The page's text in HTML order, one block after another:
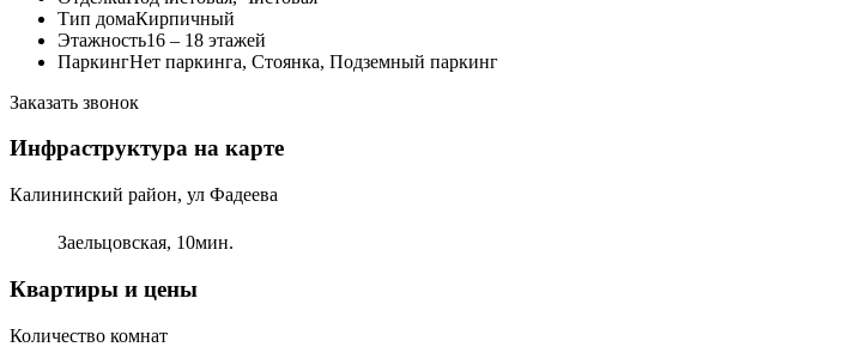
Тип домаКирпичный
Этажность16 – 18 этажей
ПаркингНет паркинга, Стоянка, Подземный паркинг
Заказать звонок
Инфраструктура на карте
Калининский район, ул Фадеева
Заельцовская, 10мин.
Квартиры и цены
Количество комнат